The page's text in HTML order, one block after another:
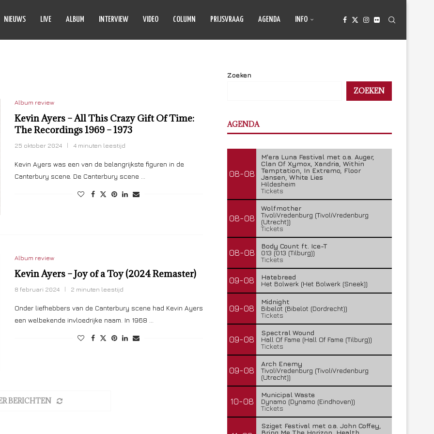
NIEUWS LIVE ALBUM INTERVIEW VIDEO COLUMN PRIJSVRAAG AGENDA INFO
Album review
Kevin Ayers – All This Crazy Gift Of Time:
The Recordings 1969 – 1973
25 oktober 2024 4 minuten leestijd
Kevin Ayers was een van de belangrijkste figuren in de
Canterbury scene. De Canterbury scene …
Album review
Kevin Ayers – Joy of a Toy (2024 Remaster)
8 februari 2024 2 minuten leestijd
Onder liefhebbers van de Canterbury scene had Kevin Ayers
een welbekende invloedrijke naam. In 1968 …
BERICHTEN
Zoeken
ZOEKEN
AGENDA
08-08
M'era Luna Festival met o.a. Auger,
Clan Of Xymox, Xandria, Within
Temptation, In Extremo, Floor
Jansen, White Lies
Hildesheim
Tickets
08-08
Wolfmother
TivoliVredenburg (TivoliVredenburg
(Utrecht))
Tickets
08-08
Body Count ft. Ice-T
013 (013 (Tilburg))
Tickets
09-08
Hatebreed
Het Bolwerk (Het Bolwerk (Sneek))
09-08
Midnight
Bibelot (Bibelot (Dordrecht))
Tickets
09-08
Spectral Wound
Hall Of Fame (Hall Of Fame (Tilburg))
Tickets
09-08
Arch Enemy
TivoliVredenburg (TivoliVredenburg
(Utrecht))
10-08
Municipal Waste
Dynamo (Dynamo (Eindhoven))
Tickets
Sziget Festival met o.a. John Coffey,
Bring Me The Horizon, Health